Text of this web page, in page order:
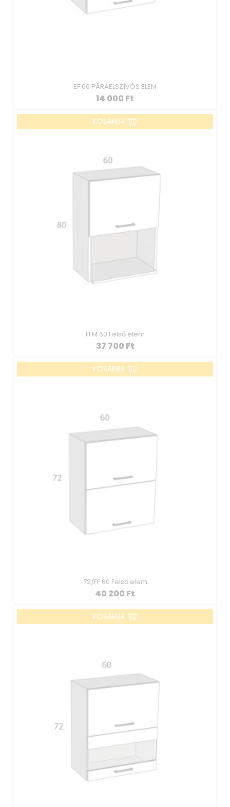
EF 60 PÁRAELSZÍVÓS ELEM
14 000 Ft
KOSÁRBA
FFM 60 Felső elem
37 700 Ft
KOSÁRBA
72/FF 60 Felső elem
40 200 Ft
KOSÁRBA